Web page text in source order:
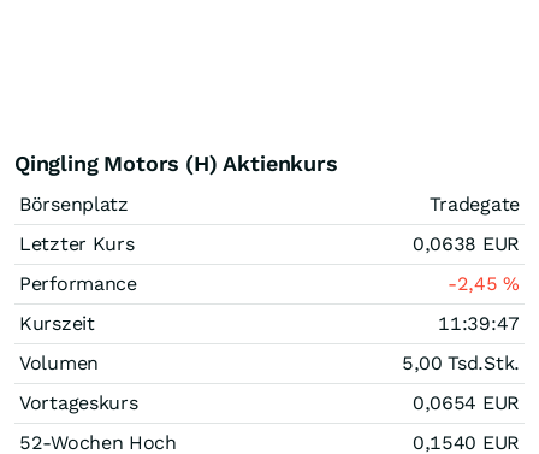
Qingling Motors (H) Aktienkurs
Börsenplatz
Tradegate
Letzter Kurs
0,0638 EUR
Performance
-2,45%
Kurszeit
11:39:47
Volumen
5,00 Tsd.Stk.
Vortageskurs
0,0654 EUR
52-Wochen Hoch
0,1540 EUR